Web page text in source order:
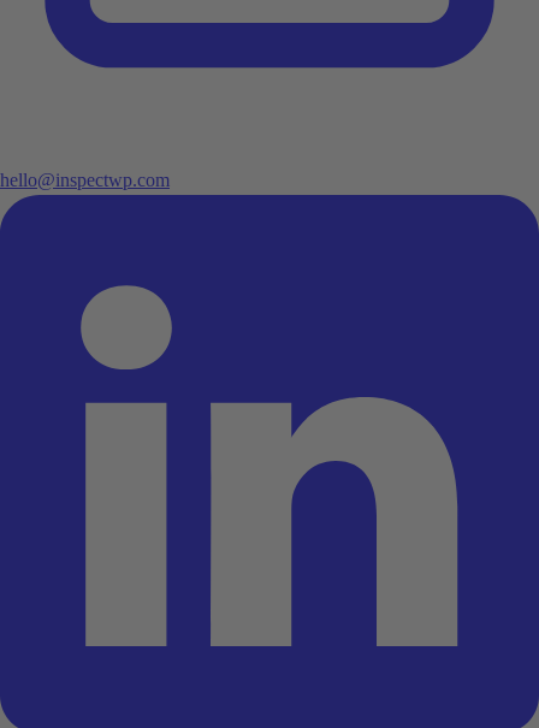
hello@inspectwp.com